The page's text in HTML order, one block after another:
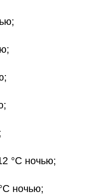
°C ночью;
ночью;